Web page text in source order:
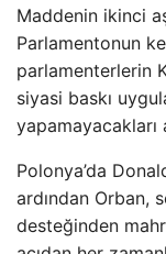
Maddenin ikinci
Parlamentonun
parlamenterlerin
siyasi baskı
yapamayacakları
Polonya’da
ardından Orban,
desteğinden